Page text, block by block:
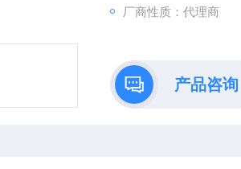
厂商性质：代理商
产品咨询